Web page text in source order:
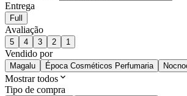
Entrega
Full
Avaliação
5 4 3 2 1
Vendido por
Magalu Época Cosméticos Perfumaria
Mostrar todos
Tipo de compra